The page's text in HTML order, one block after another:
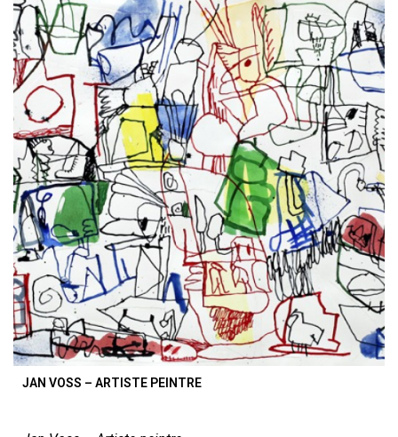
JAN VOSS – ARTISTE PEINTRE